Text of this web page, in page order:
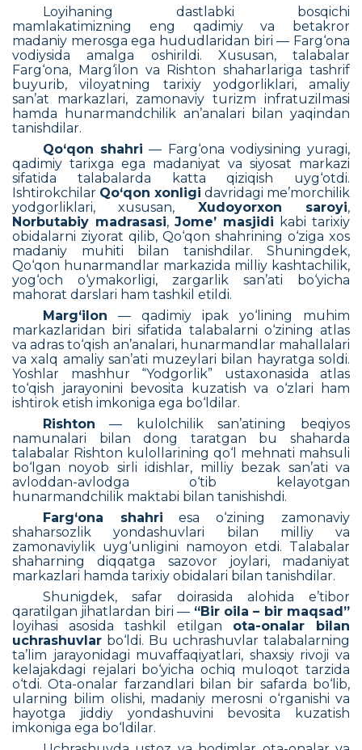
Loyihaning dastlabki bosqichi
mamlakatimizning eng qadimiy va betakror
madaniy merosga ega hududlaridan biri — Farg‘ona
vodiysida amalga oshirildi. Xususan, talabalar
Farg‘ona, Marg‘ilon va Rishton shaharlariga tashrif
buyurib, viloyatning tarixiy yodgorliklari, amaliy
san’at markazlari, zamonaviy turizm infratuzilmasi
hamda hunarmandchilik an’analari bilan yaqindan
tanishdilar.
Qo‘qon shahri — Farg‘ona vodiysining yuragi,
qadimiy tarixga ega madaniyat va siyosat markazi
sifatida talabalarda katta qiziqish uyg‘otdi.
Ishtirokchilar Qo‘qon xonligi davridagi me’morchilik
yodgorliklari, xususan, Xudoyorxon saroyi,
Norbutabiy madrasasi, Jome’ masjidi kabi tarixiy
obidalarni ziyorat qilib, Qo‘qon shahrining o‘ziga xos
madaniy muhiti bilan tanishdilar. Shuningdek,
Qo‘qon hunarmandlar markazida milliy kashtachilik,
yog‘och o‘ymakorligi, zargarlik san’ati bo‘yicha
mahorat darslari ham tashkil etildi.
Marg‘ilon — qadimiy ipak yo‘lining muhim
markazlaridan biri sifatida talabalarni o‘zining atlas
va adras to‘qish an’analari, hunarmandlar mahallalari
va xalq amaliy san’ati muzeylari bilan hayratga soldi.
Yoshlar mashhur “Yodgorlik” ustaxonasida atlas
to‘qish jarayonini bevosita kuzatish va o‘zlari ham
ishtirok etish imkoniga ega bo‘ldilar.
Rishton — kulolchilik san’atining beqiyos
namunalari bilan dong taratgan bu shaharda
talabalar Rishton kulollarining qo‘l mehnati mahsuli
bo‘lgan noyob sirli idishlar, milliy bezak san’ati va
avloddan-avlodga o‘tib kelayotgan
hunarmandchilik maktabi bilan tanishishdi.
Farg‘ona shahri esa o‘zining zamonaviy
shaharsozlik yondashuvlari bilan milliy va
zamonaviylik uyg‘unligini namoyon etdi. Talabalar
shaharning diqqatga sazovor joylari, madaniyat
markazlari hamda tarixiy obidalari bilan tanishdilar.
Shunigdek, safar doirasida alohida e’tibor
qaratilgan jihatlardan biri — “Bir oila – bir maqsad”
loyihasi asosida tashkil etilgan ota-onalar bilan
uchrashuvlar bo‘ldi. Bu uchrashuvlar talabalarning
ta’lim jarayonidagi muvaffaqiyatlari, shaxsiy rivoji va
kelajakdagi rejalari bo‘yicha ochiq muloqot tarzida
o‘tdi. Ota-onalar farzandlari bilan bir safarda bo‘lib,
ularning bilim olishi, madaniy merosni o‘rganishi va
hayotga jiddiy yondashuvini bevosita kuzatish
imkoniga ega bo‘ldilar.